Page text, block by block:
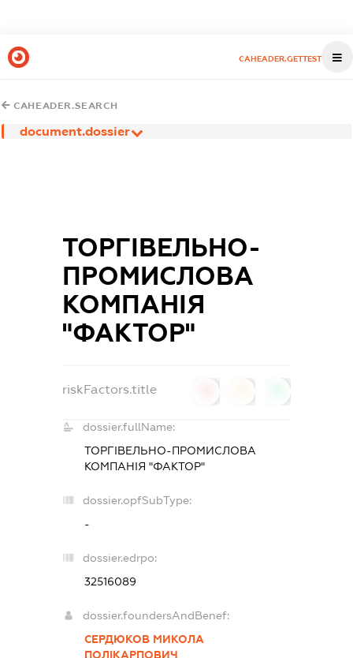
CAHEADER.GETTEST
CAHEADER.SEARCH
document.dossier
ТОРГІВЕЛЬНО-
ПРОМИСЛОВА
КОМПАНІЯ
"ФАКТОР"
riskFactors.title
dossier.fullName:
ТОРГІВЕЛЬНО-ПРОМИСЛОВА
КОМПАНІЯ "ФАКТОР"
dossier.opfSubType:
-
dossier.edrpo:
32516089
dossier.foundersAndBenef:
СЕРДЮКОВ МИКОЛА
ПОЛІКАРПОВИЧ